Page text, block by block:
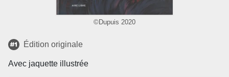
©Dupuis 2020
Édition originale
Avec jaquette illustrée